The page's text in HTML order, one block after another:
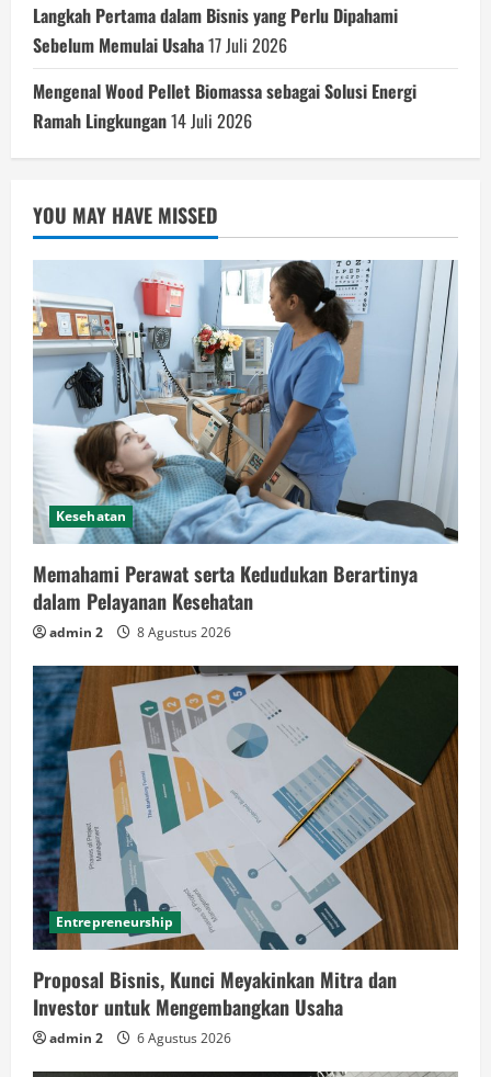
Langkah Pertama dalam Bisnis yang Perlu Dipahami
Sebelum Memulai Usaha17 Juli 2026
Mengenal Wood Pellet Biomassa sebagai Solusi Energi
Ramah Lingkungan14 Juli 2026
YOU MAY HAVE MISSED
Kesehatan
Memahami Perawat serta Kedudukan Berartinya
dalam Pelayanan Kesehatan
admin 2 8 Agustus 2026
Entrepreneurship
Proposal Bisnis, Kunci Meyakinkan Mitra dan
Investor untuk Mengembangkan Usaha
admin 2 6 Agustus 2026